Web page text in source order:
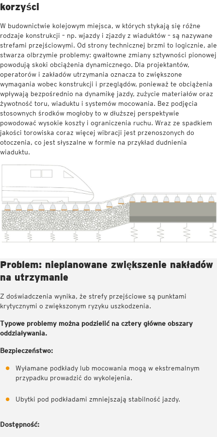
korzyści
W budownictwie kolejowym miejsca, w których stykają się różne
rodzaje konstrukcji – np. wjazdy i zjazdy z wiaduktów – są nazywane
strefami przejściowymi. Od strony technicznej brzmi to logicznie, ale
stwarza olbrzymie problemy: gwałtowne zmiany sztywności pionowej
powodują skoki obciążenia dynamicznego. Dla projektantów,
operatorów i zakładów utrzymania oznacza to zwiększone
wymagania wobec konstrukcji i przeglądów, ponieważ te obciążenia
wpływają bezpośrednio na dynamikę jazdy, zużycie materiałów oraz
żywotność toru, wiaduktu i systemów mocowania. Bez podjęcia
stosownych środków mogłoby to w dłuższej perspektywie
powodować wysokie koszty i ograniczenia ruchu. Wraz ze spadkiem
jakości torowiska coraz więcej wibracji jest przenoszonych do
otoczenia, co jest słyszalne w formie na przykład dudnienia
wiaduktu.
Problem: nieplanowane zwiększenie nakładów
na utrzymanie
Z doświadczenia wynika, że strefy przejściowe są punktami
krytycznymi o zwiększonym ryzyku uszkodzenia.
Typowe problemy można podzielić na cztery główne obszary
oddziaływania.
Bezpieczeństwo:
Wyłamane podkłady lub mocowania mogą w ekstremalnym
przypadku prowadzić do wykolejenia.
Ubytki pod podkładami zmniejszają stabilność jazdy.
Dostępność: